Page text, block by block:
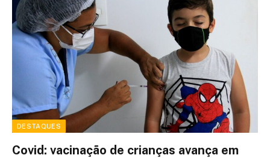
DESTAQUES
Covid: vacinação de crianças avança em